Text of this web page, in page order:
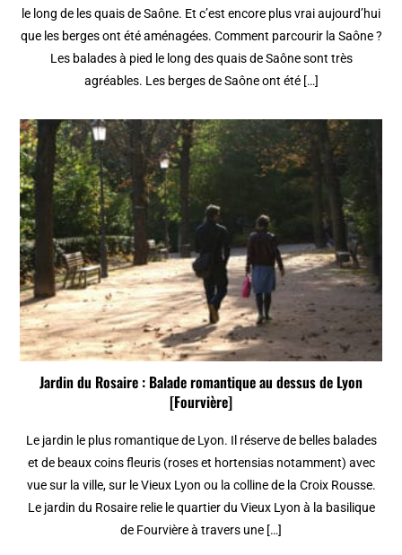
le long de les quais de Saône. Et c’est encore plus vrai aujourd’hui
que les berges ont été aménagées. Comment parcourir la Saône ?
Les balades à pied le long des quais de Saône sont très
agréables. Les berges de Saône ont été […]
Jardin du Rosaire : Balade romantique au dessus de Lyon
[Fourvière]
Le jardin le plus romantique de Lyon. Il réserve de belles balades
et de beaux coins fleuris (roses et hortensias notamment) avec
vue sur la ville, sur le Vieux Lyon ou la colline de la Croix Rousse.
Le jardin du Rosaire relie le quartier du Vieux Lyon à la basilique
de Fourvière à travers une […]